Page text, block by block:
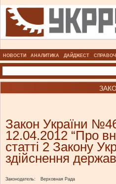
НОВОСТИ АНАЛИТИКА ДАЙДЖЕСТ
Закон України
12.04.2012 “Про
статті 2 Закону
здійснення
Законодатель: Верховная Рада